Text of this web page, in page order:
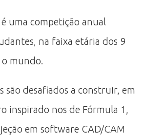
é uma competição anual
na faixa etária dos 9
mundo.
são desafiados a construir, em
inspirado nos de Fórmula 1,
em software CAD/CAM